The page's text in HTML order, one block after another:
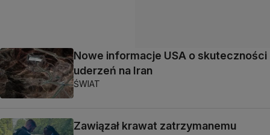
Nowe informacje USA o skuteczności
uderzeń na Iran
ŚWIAT
Zawiązał krawat zatrzymanemu